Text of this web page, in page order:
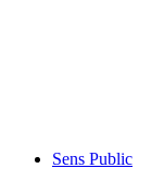
Sens Public